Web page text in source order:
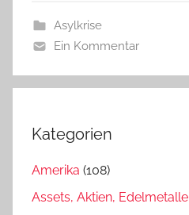
Asylkrise
Ein Kommentar
Kategorien
Amerika (108)
Assets, Aktien, Edelmetalle